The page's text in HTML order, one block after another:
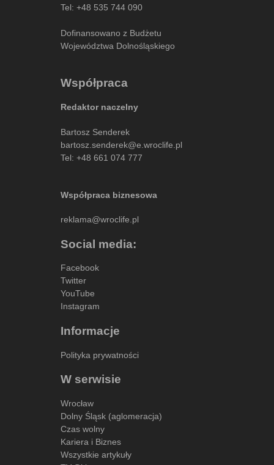
Tel: +48 535 744 090
Dofinansowano z Budżetu
Województwa Dolnośląskiego
Współpraca
Redaktor naczelny
Bartosz Senderek
bartosz.senderek@e.wroclife.pl
Tel: +48 661 074 777
Współpraca biznesowa
reklama@wroclife.pl
Social media:
Facebook
Twitter
YouTube
Instagram
Informacje
Polityka prywatności
W serwisie
Wrocław
Dolny Śląsk (aglomeracja)
Czas wolny
Kariera i Biznes
Wszystkie artykuły